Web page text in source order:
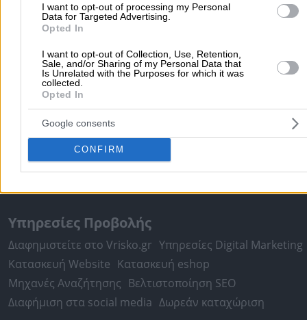
I want to opt-out of processing my Personal
Data for Targeted Advertising.
Opted In
I want to opt-out of Collection, Use, Retention,
Sale, and/or Sharing of my Personal Data that
Is Unrelated with the Purposes for which it was
collected.
Opted In
Google consents
CONFIRM
Τοπική Αναζήτηση
Θεσσαλονίκη
Περιστέρι Καβάλα Τρίπολη Καλλιθέα Σέρρες
Πειραιάς Κέρκυρα Χανιά Καλαμάτα
περισσότερα >>
Χρήσιμα Σήμερα
Εφημερίες Φαρμακείων
Υπηρεσίες Προβολής
Διαφημιστείτε στο Vrisko.gr Υπηρεσίες Digital Marketing
Κατασκευή Website Κατασκευή eshop
Μηχανές Αναζήτησης Βελτιστοποίηση SEO
Διαφήμιση στα social media Δωρεάν καταχώριση